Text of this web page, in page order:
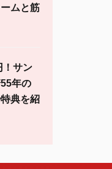
ムと筋
！サン
55年の
典を紹